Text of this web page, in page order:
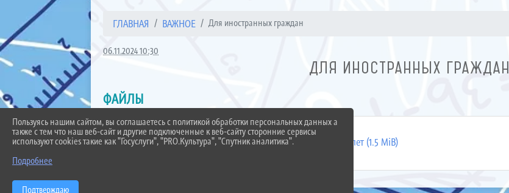
ГЛАВНАЯ ВАЖНОЕ Для иностранных граждан
06.11.2024 10:30
ДЛЯ ИНОСТРАННЫХ ГРАЖДАН
ФАЙЛЫ
письмо ОО Письмо Памятка для ИГ по детям с 6 лет (1.5 MiB)
Пользуясь нашим сайтом, вы соглашаетесь с политикой обработки персональных данных а
также с тем что наш веб-сайт и другие подключенные к веб-сайту сторонние сервисы
используют cookies такие как "Госуслуги", "PRO.Культура", "Спутник аналитика".
Подробнее
Подтверждаю